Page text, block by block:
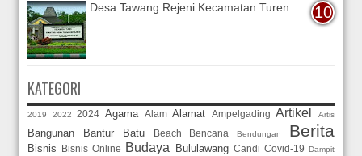
Desa Tawang Rejeni Kecamatan Turen
KATEGORI
2019 2022 2024 Agama Alam Alamat Ampelgading Artikel Artis
Bangunan Bantur Batu Beach Bencana Bendungan Berita
Bisnis Bisnis Online Budaya Bululawang Candi Covid-19 Dampit